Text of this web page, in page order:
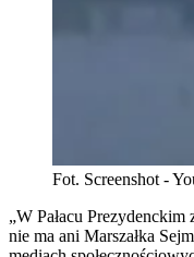
Fot. Screenshot -
„W Pałacu
nie ma ani Marszałka